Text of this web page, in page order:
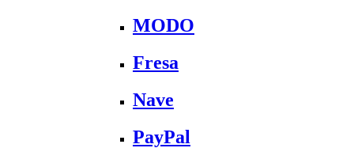
MODO
Fresa
Nave
PayPal